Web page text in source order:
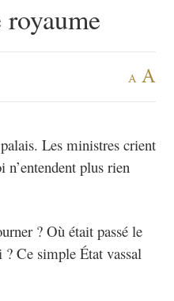
A A
Les ministres crient
n’entendent plus rien
? Où était passé le
Ce simple État vassal